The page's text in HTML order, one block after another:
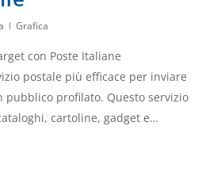
Grafica
con Poste Italiane
postale più efficace per inviare
pubblico profilato. Questo servizio
cartoline, gadget e…